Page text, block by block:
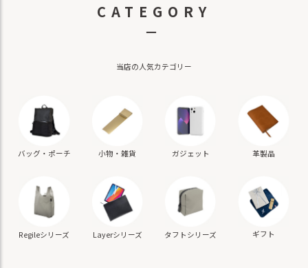
CATEGORY
－
当店の人気カテゴリー
バッグ・ポーチ 小物・雑貨 ガジェット 革製品
Regileシリーズ Layerシリーズ タフトシリーズ ギフト